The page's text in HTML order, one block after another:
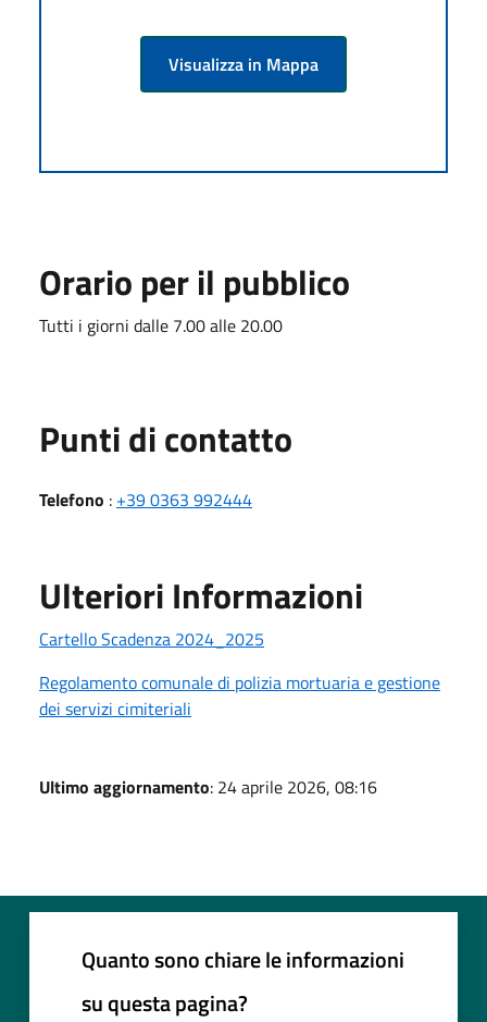
Visualizza in Mappa
Orario per il pubblico
Tutti i giorni dalle 7.00 alle 20.00
Punti di contatto
Telefono : +39 0363 992444
Ulteriori Informazioni
Cartello Scadenza 2024_2025
Regolamento comunale di polizia mortuaria e gestione
dei servizi cimiteriali
Ultimo aggiornamento: 24 aprile 2026, 08:16
Quanto sono chiare le informazioni
su questa pagina?